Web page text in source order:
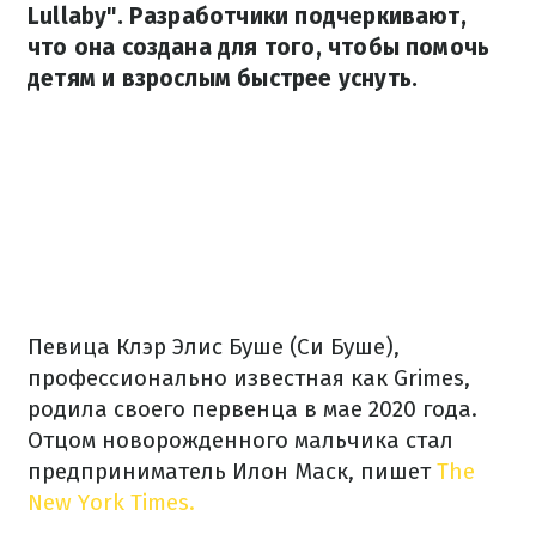
Lullaby". Разработчики подчеркивают,
что она создана для того, чтобы помочь
детям и взрослым быстрее уснуть.
Певица Клэр Элис Буше (Си Буше),
профессионально известная как Grimes,
родила своего первенца в мае 2020 года.
Отцом новорожденного мальчика стал
предприниматель Илон Маск, пишетThe
New York Times.